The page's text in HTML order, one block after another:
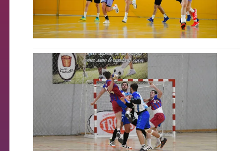
FCB Barcelona badge